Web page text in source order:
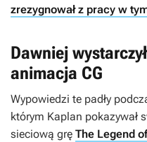
zrezygnował z pracy w
Dawniej
animacja CG
Wypowiedzi te padły
którym Kaplan pokazywał
sieciową grę The Legend